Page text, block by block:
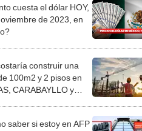
cuesta el dólar HOY,
de 2023, en
construir una
100m2 y 2 pisos en
CARABAYLLO y
saber si estoy en AFP